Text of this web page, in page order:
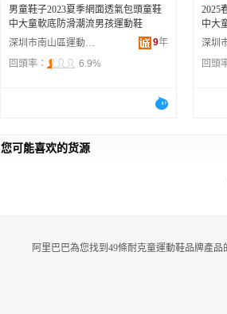
男童鞋子2023夏季網面透氣包頭童鞋
中大童軟底防滑潮流男孩運動鞋
深圳市南山區運動潮流鞋服商行
9年
回頭率：
6.9%
2025
中大
回頭
您可能喜欢的货源
阿里巴巴為您找到49條耐克童運動鞋品牌產